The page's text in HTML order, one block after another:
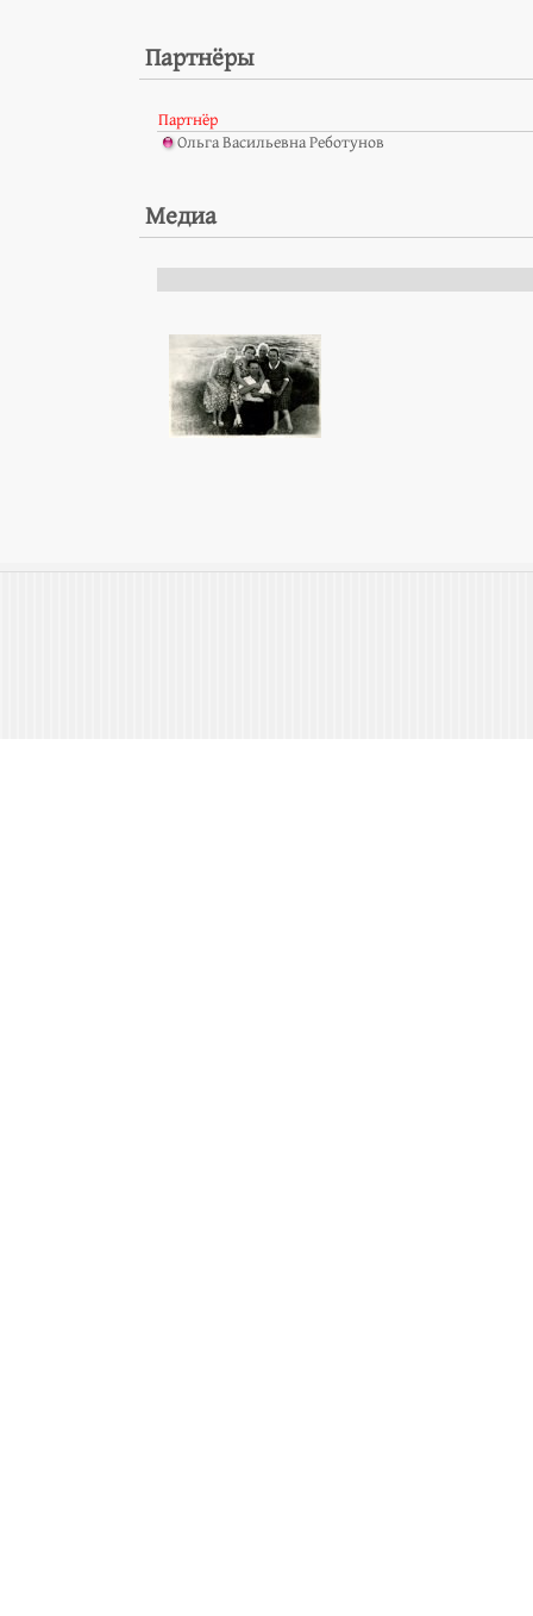
Партнёры
Партнёр
Ольга Васильевна Реботунов
Медиа